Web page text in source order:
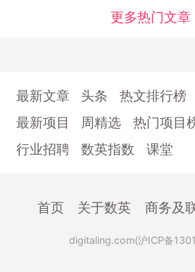
更多热门文章
最新文章 头条 热文排行榜
最新项目
周精选 热门项目
行业招聘
数英指数 课堂
首页 关于数英 商务及
digitaling.com(沪ICP备